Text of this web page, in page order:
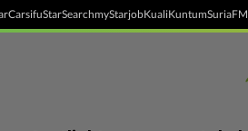
StarSearchmyStarjobKualiKuntumSuriaFM